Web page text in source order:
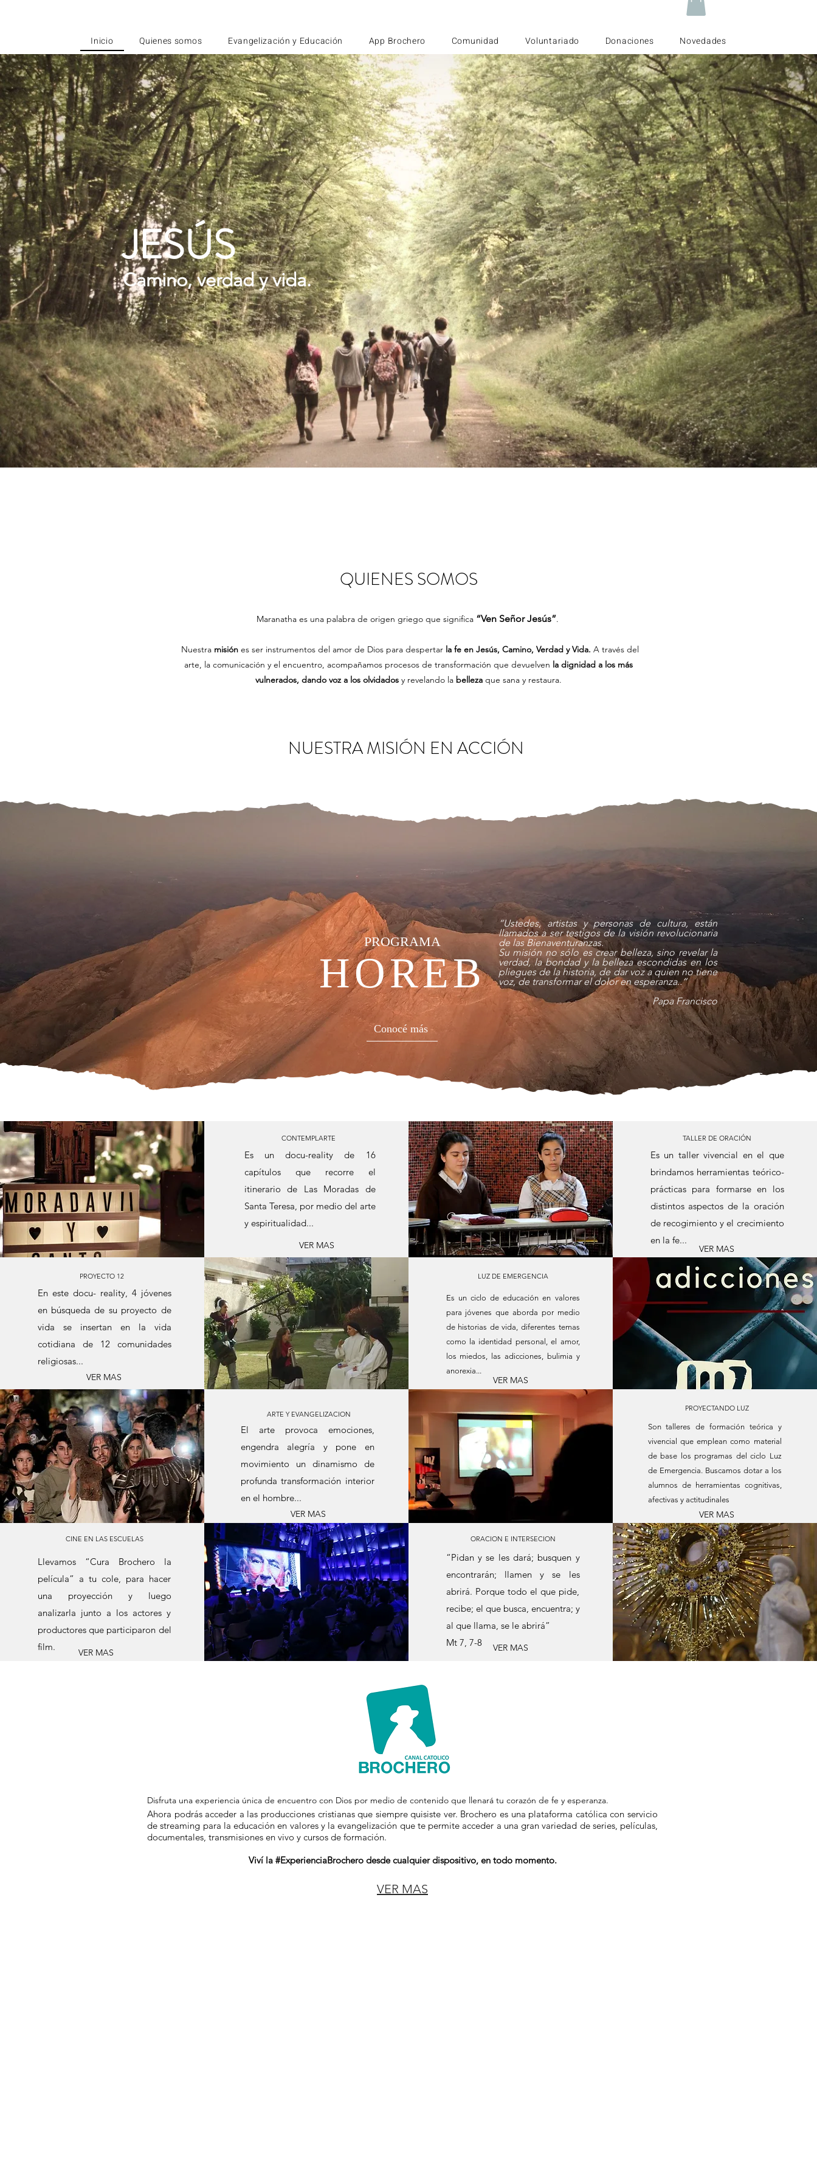
JESÚS
Camino, verdad y vida.
QUIENES SOMOS
Maranatha es una palabra de origen griego que significa “Ven Señor Jesús”.
Nuestra misiónes ser instrumentos del amor de Dios para despertar la fe en Jesús, Camino, Verdad y Vida. A través del
arte, la comunicación y el encuentro, acompañamos procesos de transformación que devuelven la dignidad a los más
vulnerados, dando voz a los olvidados y revelando la belleza que sana y restaura.
NUESTRA MISIÓN EN ACCIÓN
HOREB
PROGRAMA
Conocé más
“Ustedes, artistas y personas de cultura, están
llamados a ser testigos de la visión revolucionaria
de las Bienaventuranzas.
Su misión no sólo es crear belleza, sino revelar la
verdad, la bondad y la belleza escondidas en los
pliegues de la historia, de dar voz a quien no tiene
voz, de transformar el dolor en esperanza..”
Papa Francisco
CONTEMPLARTE
Es un docu-reality de 16
capítulos que recorre el
itinerario de Las Moradas de
Santa Teresa, por medio del arte
y espiritualidad...
VER MAS
TALLER DE ORACIÓN
Es un taller vivencial en el que
brindamos herramientas teórico-
prácticas para formarse en los
distintos aspectos de la oración
de recogimiento y el crecimiento
en la fe...
VER MAS
PROYECTO 12
En este docu- reality, 4 jóvenes
en búsqueda de su proyecto de
vida se insertan en la vida
cotidiana de 12 comunidades
religiosas...
VER MAS
LUZ DE EMERGENCIA
Es un ciclo de educación en valores
para jóvenes que aborda por medio
de historias de vida, diferentes temas
como la identidad personal, el amor,
los miedos, las adicciones, bulimia y
anorexia...
VER MAS
ARTE Y EVANGELIZACION
El arte provoca emociones,
engendra alegría y pone en
movimiento un dinamismo de
profunda transformación interior
en el hombre...
VER MAS
PROYECTANDO LUZ
Son talleres de formación teórica y
vivencial que emplean como material
de base los programas del ciclo Luz
de Emergencia. Buscamos dotar a los
alumnos de herramientas cognitivas,
afectivas y actitudinales
VER MAS
CINE EN LAS ESCUELAS
Llevamos “Cura Brochero la
película” a tu cole, para hacer
una proyección y luego
analizarla junto a los actores y
productores que participaron del
film.
VER MAS
ORACION E INTERSECION
“Pidan y se les dará; busquen y
encontrarán; llamen y se les
abrirá. Porque todo el que pide,
recibe; el que busca, encuentra; y
al que llama, se le abrirá”
Mt 7, 7-8
VER MAS
Disfruta una experiencia única de encuentro con Dios por medio de contenido que llenará tu corazón de fe y esperanza.
Ahora podrás acceder a las producciones cristianas que siempre quisiste ver. Brochero es una plataforma católica con servicio
de streaming para la educación en valores y la evangelización que te permite acceder a una gran variedad de series, películas,
documentales, transmisiones en vivo y cursos de formación.
Viví la #ExperienciaBrochero desde cualquier dispositivo, en todo momento.
VER MAS
Inicio Quienes somos Evangelización y Educación App Brochero Comunidad Voluntariado Donaciones Novedades